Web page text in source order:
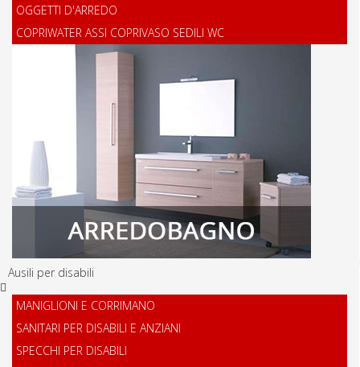
OGGETTI D'ARREDO
COPRIWATER ASSI COPRIVASO SEDILI WC
Ausili per disabili
MANIGLIONI E CORRIMANO
SANITARI PER DISABILI E ANZIANI
SPECCHI PER DISABILI